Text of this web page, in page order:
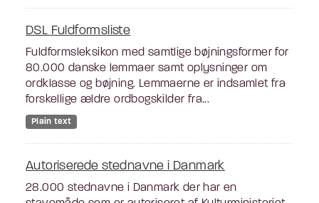
DSL Fuldformsliste
Fuldformsleksikon med samtlige bøjningsformer for
80.000 danske lemmaer samt oplysninger om
ordklasse og bøjning. Lemmaerne er indsamlet fra
forskellige ældre ordbogskilder fra...
Plain text
Autoriserede stednavne i Danmark
28.000 stednavne i Danmark der har en